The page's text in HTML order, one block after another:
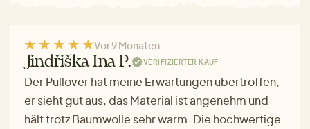
Vor 9 Monaten
Jindřiška Ina P. VERIFIZIERTER KAUF
Der Pullover hat meine Erwartungen übertroffen,
er sieht gut aus, das Material ist angenehm und
hält trotz Baumwolle sehr warm. Die hochwertige